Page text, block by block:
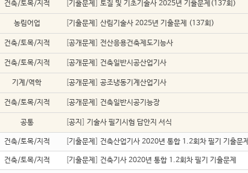
건축/토목/지적 기출문제 토질 및 기초기술사 2025년 기출문제(137회)
농림어업 기출문제 산림기술사 2025년 기출문제 (137회)
건축/토목/지적 공개문제 전산응용건축제도기능사
건축/토목/지적 공개문제 건축일반시공산업기사
기계/역학 공개문제 공조냉동기계산업기사
건축/토목/지적 공개문제 건축일반시공기능장
공통 공지 기술사 필기시험 답안지 서식
건축/토목/지적 기출문제 건축산업기사 2020년 통합 1.2회차 필기 기출문제
건축/토목/지적 기출문제 건축기사 2020년 통합 1.2회차 필기 기출문제